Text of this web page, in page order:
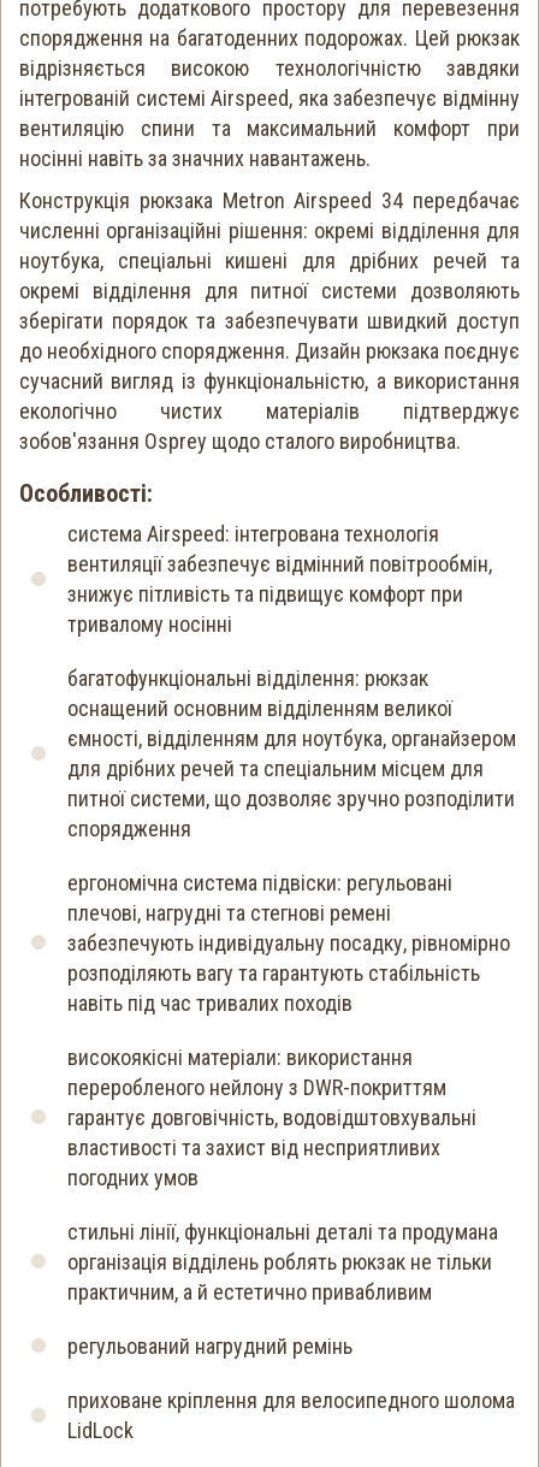
потребують додаткового простору для перевезення
спорядження на багатоденних подорожах. Цей рюкзак
відрізняється високою технологічністю завдяки
інтегрованій системі Airspeed, яка забезпечує відмінну
вентиляцію спини та максимальний комфорт при
носінні навіть за значних навантажень.
Конструкція рюкзака Metron Airspeed 34 передбачає
численні організаційні рішення: окремі відділення для
ноутбука, спеціальні кишені для дрібних речей та
окремі відділення для питної системи дозволяють
зберігати порядок та забезпечувати швидкий доступ
до необхідного спорядження. Дизайн рюкзака поєднує
сучасний вигляд із функціональністю, а використання
екологічно чистих матеріалів підтверджує
зобов'язання Osprey щодо сталого виробництва.
Особливості:
система Airspeed: інтегрована технологія
вентиляції забезпечує відмінний повітрообмін,
знижує пітливість та підвищує комфорт при
тривалому носінні
багатофункціональні відділення: рюкзак
оснащений основним відділенням великої
ємності, відділенням для ноутбука, органайзером
для дрібних речей та спеціальним місцем для
питної системи, що дозволяє зручно розподілити
спорядження
ергономічна система підвіски: регульовані
плечові, нагрудні та стегнові ремені
забезпечують індивідуальну посадку, рівномірно
розподіляють вагу та гарантують стабільність
навіть під час тривалих походів
високоякісні матеріали: використання
переробленого нейлону з DWR-покриттям
гарантує довговічність, водовідштовхувальні
властивості та захист від несприятливих
погодних умов
стильні лінії, функціональні деталі та продумана
організація відділень роблять рюкзак не тільки
практичним, а й естетично привабливим
регульований нагрудний ремінь
приховане кріплення для велосипедного шолома
LidLock